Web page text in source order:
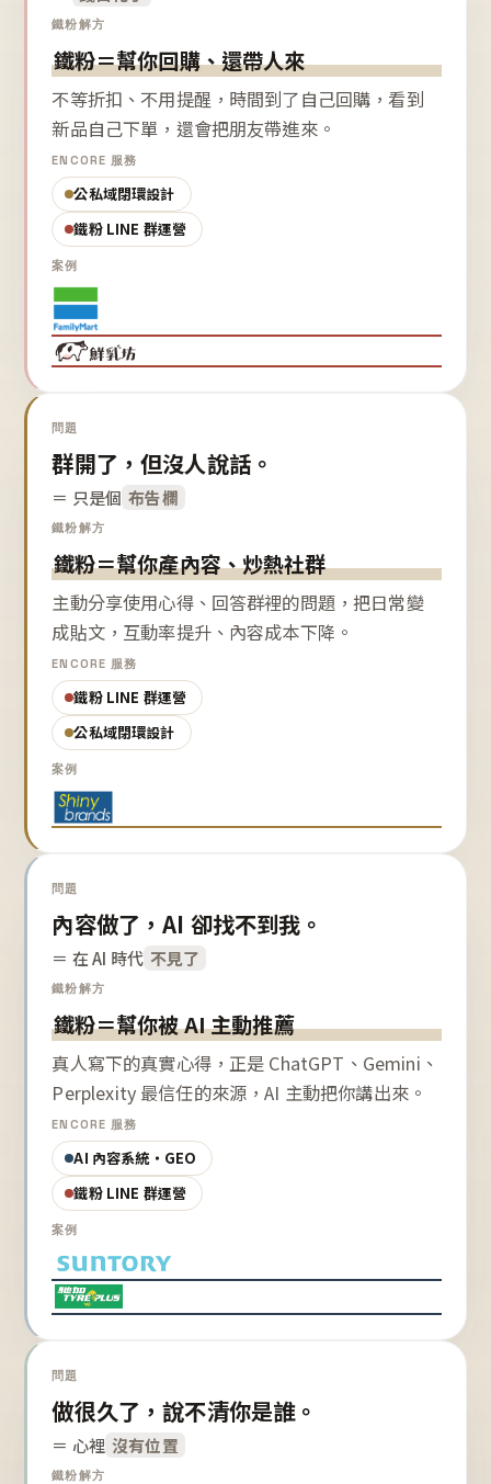
鐵粉解方
鐵粉＝幫你回購、還帶人來
不等折扣、不用提醒，時間到了自己回購，看到
新品自己下單，還會把朋友帶進來。
ENCORE 服務
公私域閉環設計
鐵粉 LINE 群運營
案例
問題
群開了，但沒人說話。
＝ 只是個 布告欄
鐵粉解方
鐵粉＝幫你產內容、炒熱社群
主動分享使用心得、回答群裡的問題，把日常變
成貼文，互動率提升、內容成本下降。
ENCORE 服務
鐵粉 LINE 群運營
公私域閉環設計
案例
問題
內容做了，AI 卻找不到我。
＝ 在 AI 時代 不見了
鐵粉解方
鐵粉＝幫你被 AI 主動推薦
真人寫下的真實心得，正是 ChatGPT、Gemini、
Perplexity 最信任的來源，AI 主動把你講出來。
ENCORE 服務
AI 內容系統・GEO
鐵粉 LINE 群運營
案例
問題
做很久了，說不清你是誰。
＝ 心裡 沒有位置
鐵粉解方